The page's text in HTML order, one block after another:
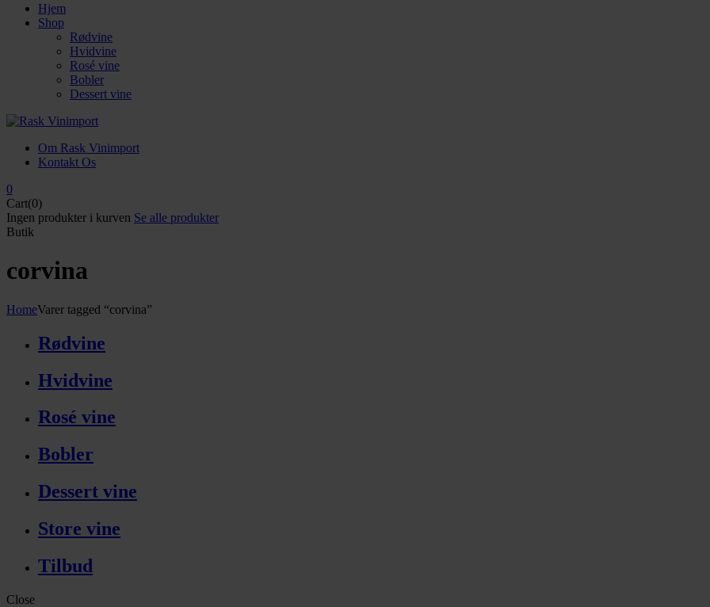
Hjem
Shop
Rødvine
Hvidvine
Rosé vine
Bobler
Dessert vine
Om Rask Vinimport
Kontakt Os
0
Cart(0)
Ingen produkter i kurven Se alle produkter
Butik
corvina
HomeVarer tagged “corvina”
Rødvine
Hvidvine
Rosé vine
Bobler
Dessert vine
Store vine
Tilbud
Close